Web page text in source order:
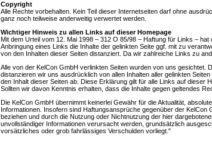
Copyright
Alle Rechte vorbehalten. Kein Teil dieser Internetseiten darf ohne
ganz noch teilweise anderweitig verwertet werden.
Wichtiger Hinweis zu allen Links auf dieser Homepage
Mit dem Urteil vom 12. Mai 1998 – 312 O 85/98 – Haftung für Links –
Anbringung eines Links die Inhalte der gelinkten Seite ggf. mit zu
von den Inhalten dieser Seiten distanziert. Da wir zahlreiche Links zu
Alle von der KelCon GmbH verlinkten Seiten wurden von uns gesichtet.
distanzieren wir uns ausdrücklich von allen Inhalten aller gelinkten
den Inhalt dieser Seiten ab. Diese Erklärung gilt für alle Links auf dieser
Sollten wir davon Kenntnis erhalten, dass die Inhalte gegen geltendes
Die KelCon GmbH übernimmt keinerlei Gewähr für die Aktualität,
Informationen. Insofern sind Haftungsansprüche gegenüber der KelCon
beziehen und durch die Nutzung oder Nichtnutzung der hier
unvollständiger Informationen verursacht werden, grundsätzlich
vorsätzliches oder grob fahrlässiges Verschulden vorliegt."